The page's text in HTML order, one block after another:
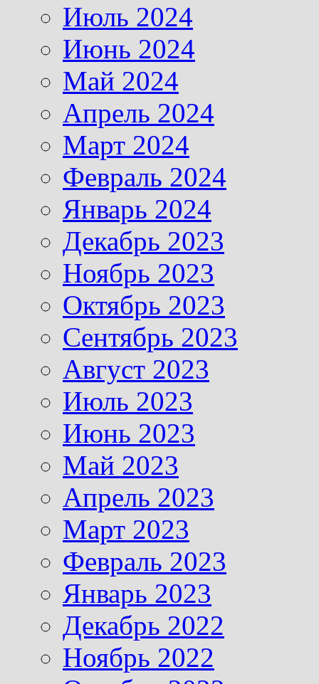
Июль 2024
Июнь 2024
Май 2024
Апрель 2024
Март 2024
Февраль 2024
Январь 2024
Декабрь 2023
Ноябрь 2023
Октябрь 2023
Сентябрь 2023
Август 2023
Июль 2023
Июнь 2023
Май 2023
Апрель 2023
Март 2023
Февраль 2023
Январь 2023
Декабрь 2022
Ноябрь 2022